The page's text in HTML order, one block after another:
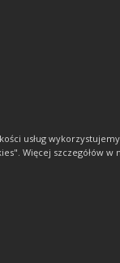
usług
Więcej szczegółów